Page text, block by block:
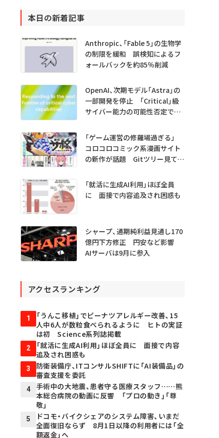
本日の新着記事
Anthropic、「Fable 5」の生物学
の制限を緩和 誤検知によるフ
ォールバックを約85％削減
OpenAI、次期モデル「Astra」の
一部開発を停止 「Critical」級
サイバー能力の可能性否定でき
「ゲーム運営の修羅場過ぎる」
コロコロコミック系漫画サイト
の新作が話題 Gitツリー見てガ
「就活に生成AI利用」ほぼ全員
に 面接で内容追及され困惑も
シャープ、通期純利益見通し170
億円下方修正 円安など影響
AIサーバは9月に参入
アクセスランキング
1
「うんこ移植」でピーナツアレルギー改善、15
人中6人が数粒食べられるように ヒトの実証
は初 Science系列誌掲載
2
「就活に生成AI利用」ほぼ全員に 面接で内容
追及され困惑も
3
防衛装備庁、ITコンサルSHIFTに「AI装備品」の
審査支援を委託
4
手術中の大地震、患者守る医療スタッフ……熊
本総合病院の動画に反響 「プロの動き」「尊
敬」
5
ドコモ・バイクシェアのシステム障害、いまだ
全面復旧ならず 8月1日以降の利用者には「全
額返金」へ